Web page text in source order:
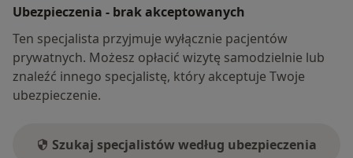
Ubezpieczenia - brak akceptowanych
Ten specjalista przyjmuje wyłącznie pacjentów
prywatnych. Możesz opłacić wizytę samodzielnie lub
znaleźć innego specjalistę, który akceptuje Twoje
ubezpieczenie.
Szukaj specjalistów według ubezpieczenia